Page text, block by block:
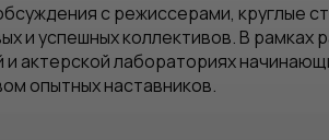
с режиссерами, круглые
и успешных коллективов. В рамках
актерской лабораториях
опытных наставников.